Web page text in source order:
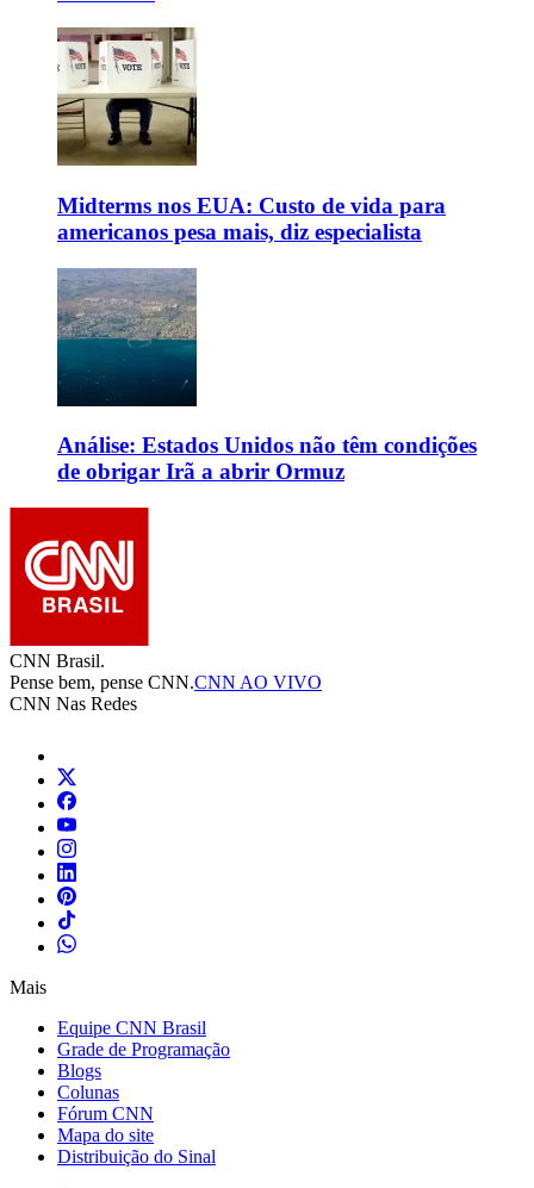
Midterms nos EUA: Custo de vida para
americanos pesa mais, diz especialista
Análise: Estados Unidos não têm condições
de obrigar Irã a abrir Ormuz
CNN Brasil.
Pense bem, pense CNN.CNN AO VIVO
CNN Nas Redes
Mais
Equipe CNN Brasil
Grade de Programação
Blogs
Colunas
Fórum CNN
Mapa do site
Distribuição do Sinal